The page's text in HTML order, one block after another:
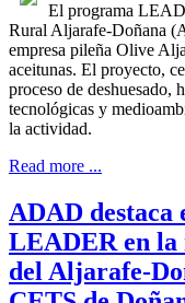
El programa
Rural Aljarafe-Doñana
empresa pileña Olive
aceitunas. El proyecto,
proceso de deshuesado,
tecnológicas y
la actividad.
Read more ...
ADAD destaca
LEADER en
del Aljarafe-